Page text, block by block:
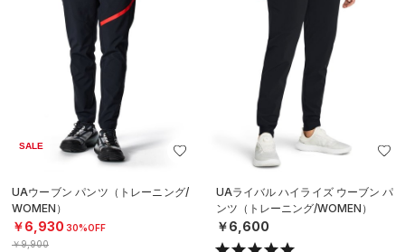
SALE
UAウーブン パンツ（トレーニング/
WOMEN）
￥6,930 30%OFF
￥9,900
UAライバル ハイライズ ウーブン パ
ンツ（トレーニング/WOMEN）
￥6,600